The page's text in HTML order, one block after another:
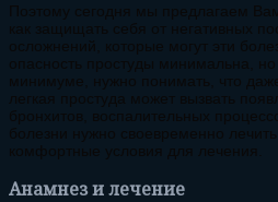
Поэтому сегодня мы предлагаем
как защищать себя от негативных
осложнений, которые могут эти
опасность простуды минимальна,
минимуме, нужно понимать, что
легкая простуда может вызвать
бронхитов, воспалительных
болезни нужно своевременно
комфортные условия для лечения.
Анамнез и лечение